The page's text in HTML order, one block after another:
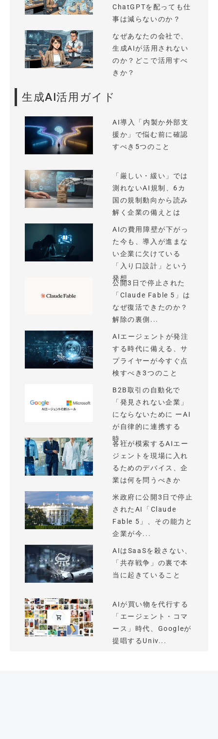
ChatGPTを配っても仕
事は減らないのか？
なぜあなたの会社で、
生成AIが活用されない
のか？どこで活用すべ
きか？
生成AI活用ガイド
AI導入「内製か外部支
援か」で悩む前に確認
すべき5つのこと
「厳しい・緩い」では
測れないAI規制、6カ
国の規制動向から読み
解く企業の備えとは
AIの費用障壁が下がっ
た今も、導入が進まな
い企業に欠けている
「入り口設計」という
発想
公開3日で停止された
「Claude Fable 5」は
なぜ復活できたのか？
解除の裏側...
AIエージェントが発注
する時代に備える、サ
プライヤーが今すぐ点
検すべき3つのこと
B2B取引の自動化で
「発見されない企業」
にならないために ーAI
が自律的に連携する
時...
各社が模索するAIエー
ジェントを現場に入れ
るためのデバイス、企
業は何を問うべきか
米政府に公開3日で停止
されたAI「Claude
Fable 5」、その能力と
企業が今...
AIはSaaSを殺さない、
「共存戦争」の裏で本
当に起きていること
AIが買い物を代行する
「エージェント・コマ
ース」時代、Googleが
提唱するUniv...